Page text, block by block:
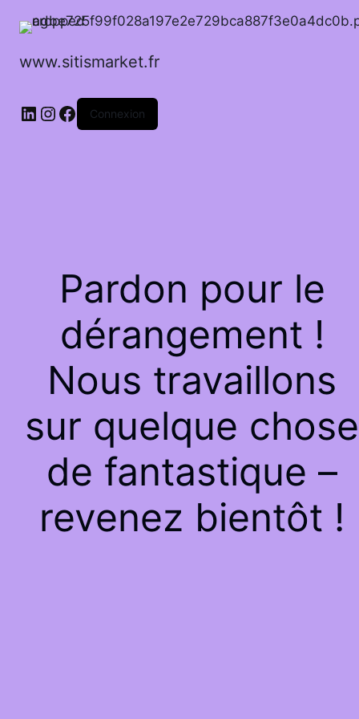
www.sitismarket.fr
LinkedIn
Instagram
Facebook
Connexion
Pardon pour le
dérangement !
Nous travaillons
sur quelque chose
de fantastique –
revenez bientôt !